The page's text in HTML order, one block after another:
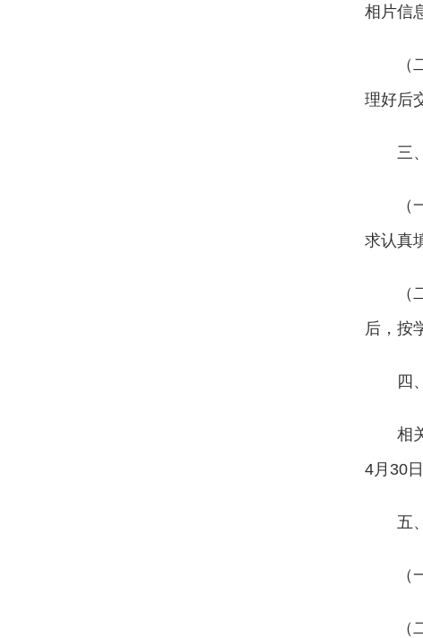
相片信
理好后
三
求认真
后，按
四
相
4月30
五